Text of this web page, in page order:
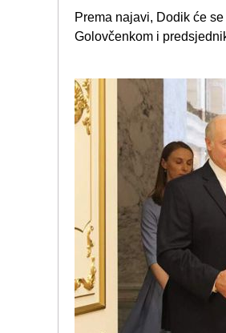
Prema najavi, Dodik će
Golovčenkom i